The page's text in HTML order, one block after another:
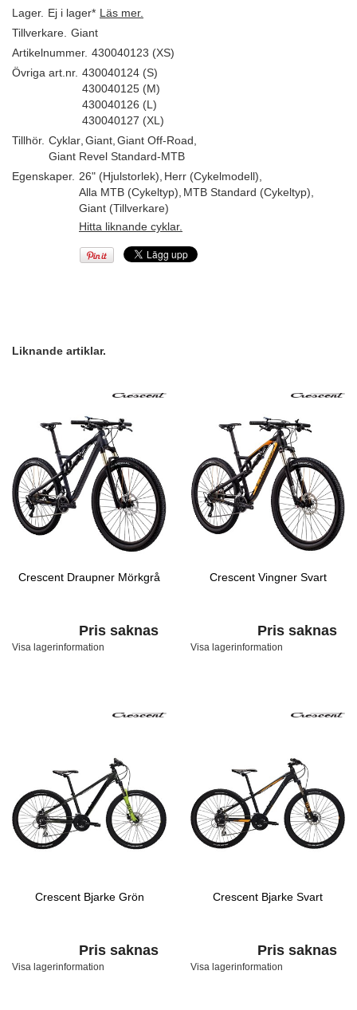
Lager. Ej i lager* Läs mer.
Tillverkare. Giant
Artikelnummer. 430040123 (XS)
Övriga art.nr. 430040124 (S)
430040125 (M)
430040126 (L)
430040127 (XL)
Tillhör. Cyklar Giant Giant Off-Road
Giant Revel Standard-MTB
Egenskaper. 26" (Hjulstorlek) Herr (Cykelmodell)
Alla MTB (Cykeltyp) MTB Standard (Cykeltyp)
Giant (Tillverkare)
Hitta liknande cyklar.
Liknande artiklar.
Crescent Draupner Mörkgrå
Pris saknas
Visa lagerinformation
Crescent Vingner Svart
Pris saknas
Visa lagerinformation
Crescent Bjarke Grön
Pris saknas
Visa lagerinformation
Crescent Bjarke Svart
Pris saknas
Visa lagerinformation